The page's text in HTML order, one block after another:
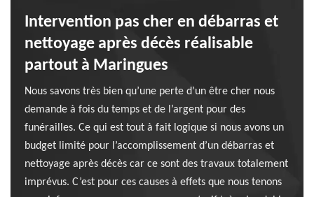
Intervention pas cher en débarras et
nettoyage après décès réalisable
partout à Maringues
Nous savons très bien qu’une perte d’un être cher nous
demande à fois du temps et de l’argent pour des
funérailles. Ce qui est tout à fait logique si nous avons un
budget limité pour l’accomplissement d’un débarras et
nettoyage après décès car ce sont des travaux totalement
imprévus. C’est pour ces causes à effets que nous tenons